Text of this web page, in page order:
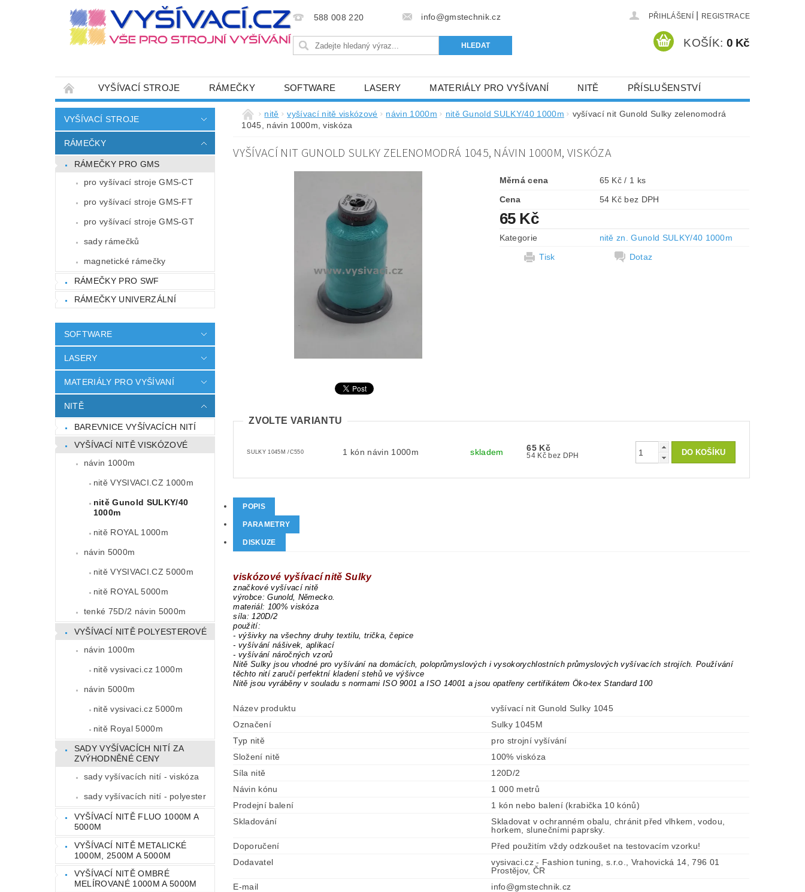
588 008 220 info@gmstechnik.cz PŘIHLÁŠENÍ REGISTRACE
KOŠÍK: 0 Kč
VYŠÍVACÍ STROJE RÁMEČKY SOFTWARE LASERY MATERIÁLY PRO VYŠÍVANÍ NITĚ PŘÍSLUŠENSTVÍ
JEHLY SADY NITÍ A STARTOVACÍ SETY PRO VYŠÍVÁNÍ BAREVNICE A KATALOGY DOPRODEJ A SLEVY HOT-FIX KAMENY
HOT-FIX APLIKACE ZAKÁZKOVÁ VÝROBA, SLUŽBY NAPIŠTE NÁM
CENÍK DOPRAVY (NÁKLADŮ EXPEDICE) PLATNÝ OD 6. 5.2024 OBCHODNÍ PODMÍNKY PRO E-SHOP VYSIVACI.CZ
ZÁSADY OCHRANY OSOBNÍCH ÚDAJŮ
VYŠÍVACÍ STROJE
RÁMEČKY
RÁMEČKY PRO GMS
pro vyšívací stroje GMS-CT
pro vyšívací stroje GMS-FT
pro vyšívací stroje GMS-GT
sady rámečků
magnetické rámečky
RÁMEČKY PRO SWF
RÁMEČKY UNIVERZÁLNÍ
SOFTWARE
LASERY
MATERIÁLY PRO VYŠÍVANÍ
NITĚ
BAREVNICE VYŠÍVACÍCH NITÍ
VYŠÍVACÍ NITĚ VISKÓZOVÉ
návin 1000m
nitě VYSIVACI.CZ 1000m
nitě Gunold SULKY/40
1000m
nitě ROYAL 1000m
návin 5000m
nitě VYSIVACI.CZ 5000m
nitě ROYAL 5000m
tenké 75D/2 návin 5000m
VYŠÍVACÍ NITĚ POLYESTEROVÉ
návin 1000m
nitě vysivaci.cz 1000m
návin 5000m
nitě vysivaci.cz 5000m
nitě Royal 5000m
SADY VYŠÍVACÍCH NITÍ ZA
ZVÝHODNĚNÉ CENY
sady vyšívacích nití - viskóza
sady vyšívacích nití - polyester
VYŠÍVACÍ NITĚ FLUO 1000M A
5000M
VYŠÍVACÍ NITĚ METALICKÉ
1000M, 2500M A 5000M
VYŠÍVACÍ NITĚ OMBRÉ
MELÍROVANÉ 1000M A 5000M
nitě vyšívací nitě viskózové návin 1000m nitě Gunold SULKY/40 1000m
vyšívací nit Gunold Sulky zelenomodrá
1045, návin 1000m, viskóza
VYŠÍVACÍ NIT GUNOLD SULKY ZELENOMODRÁ 1045, NÁVIN 1000M, VISKÓZA
Měrná cena
65 Kč / 1 ks
Cena
54 Kč bez DPH
65 Kč
Kategorie
nitě zn. Gunold SULKY/40 1000m
Tisk
Dotaz
ZVOLTE VARIANTU
SULKY 1045M /C550 1 kón návin 1000m skladem 65 Kč
54 Kč bez DPH
POPIS
PARAMETRY
DISKUZE
viskózové vyšívací nitě Sulky
značkové vyšívací nitě
výrobce: Gunold, Německo.
materiál: 100% viskóza
síla: 120D/2
použití:
- výšivky na všechny druhy textilu, trička, čepice
- vyšívání nášivek, aplikací
- vyšívání náročných vzorů
Nitě Sulky jsou vhodné pro vyšívání na domácích, poloprůmyslových i vysokorychlostních průmyslových vyšívacích strojích. Používání
těchto nití zaručí perfektní kladení stehů ve výšivce
Nitě jsou vyráběny v souladu s normami ISO 9001 a ISO 14001 a jsou opatřeny certifikátem Öko-tex Standard 100
Název produktu
vyšívací nit Gunold Sulky 1045
Označení
Sulky 1045M
Typ nitě
pro strojní vyšívání
Složení nitě
100% viskóza
Síla nitě
120D/2
Návin kónu
1 000 metrů
Prodejní balení
1 kón nebo balení (krabička 10 kónů)
Skladování
Skladovat v ochranném obalu, chránit před vlhkem, vodou,
horkem, slunečními paprsky.
Doporučení
Před použitím vždy odzkoušet na testovacím vzorku!
Dodavatel
vysivaci.cz - Fashion tuning, s.r.o., Vrahovická 14, 796 01
Prostějov, ČR
E-mail
info@gmstechnik.cz